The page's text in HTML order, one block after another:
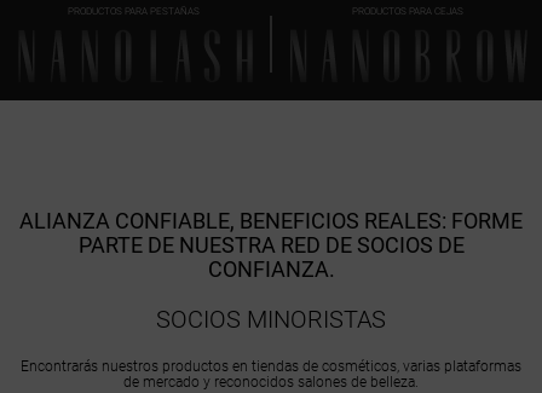
PRODUCTOS PARA PESTAÑAS PRODUCTOS PARA CEJAS
ALIANZA CONFIABLE, BENEFICIOS REALES: FORME
PARTE DE NUESTRA RED DE SOCIOS DE
CONFIANZA.
SOCIOS MINORISTAS
Encontrarás nuestros productos en tiendas de cosméticos, varias plataformas
de mercado y reconocidos salones de belleza.